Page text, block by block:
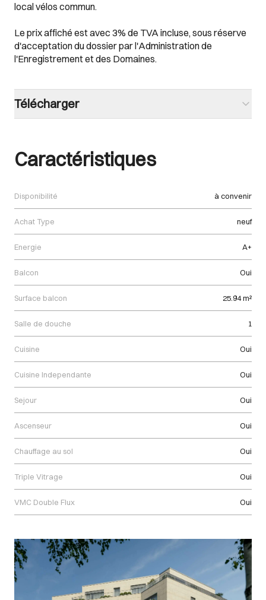
local vélos commun.
Le prix affiché est avec 3% de TVA incluse, sous réserve
d'acceptation du dossier par l'Administration de
l'Enregistrement et des Domaines.
Télécharger
Caractéristiques
Disponibilité à convenir
Achat Type neuf
Energie A+
Balcon Oui
Surface balcon 25.94 m²
Salle de douche 1
Cuisine Oui
Cuisine Independante Oui
Sejour Oui
Ascenseur Oui
Chauffage au sol Oui
Triple Vitrage Oui
VMC Double Flux Oui
Images Gallery